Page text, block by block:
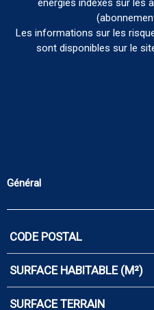
énergies indexés sur les
Les informations sur les
sont disponibles sur le
Général
Caractérisque Valeurs
CODE POSTAL
SURFACE HABITABLE (M²)
SURFACE TERRAIN